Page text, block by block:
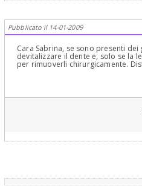
Pubblicato il 14-01-2009
Cara Sabrina, se sono presenti
devitalizzare il dente e, solo se la
per rimuoverli chirurgicamente.